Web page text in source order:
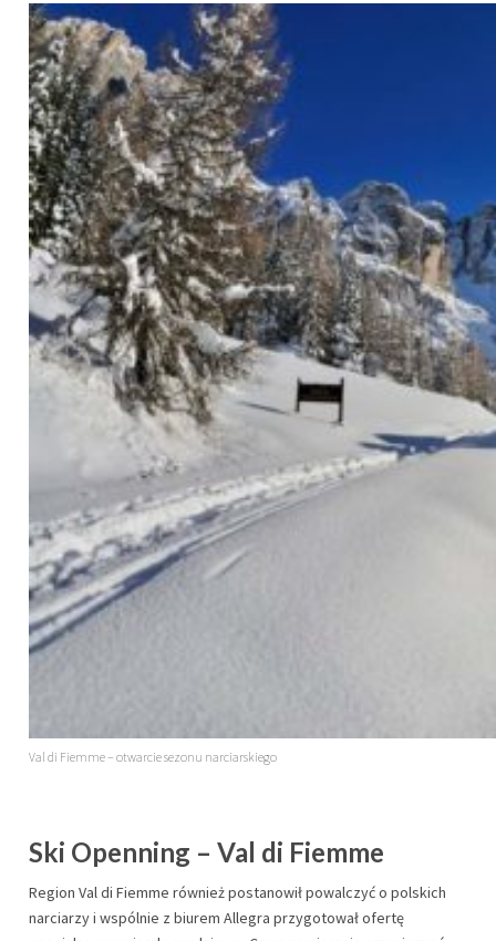
Val di Fiemme – otwarcie sezonu narciarskiego
Ski Openning – Val di Fiemme
Region Val di Fiemme również postanowił powalczyć o polskich
narciarzy i wspólnie z biurem Allegra przygotował ofertę